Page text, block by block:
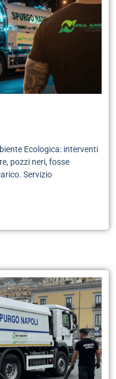
Ecologica: interventi
pozzi neri, fosse
Servizio